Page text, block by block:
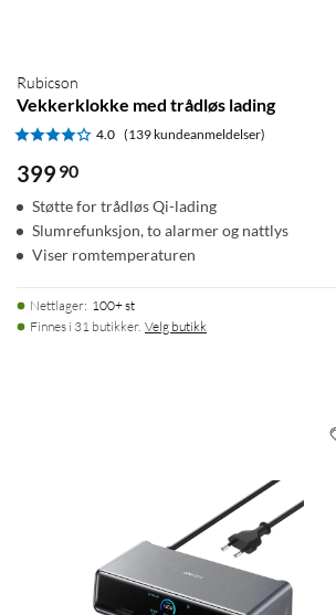
Rubicson
Vekkerklokke med trådløs lading
4.0 (139 kundeanmeldelser)
399 90
Støtte for trådløs Qi-lading
Slumrefunksjon, to alarmer og nattlys
Viser romtemperaturen
Nettlager: 100+ st
Finnes i 31 butikker. Velg butikk